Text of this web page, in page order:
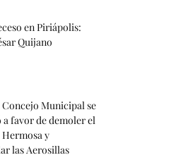
en Piriápolis:
Quijano
Municipal se
favor de demoler el
y
las Aerosillas